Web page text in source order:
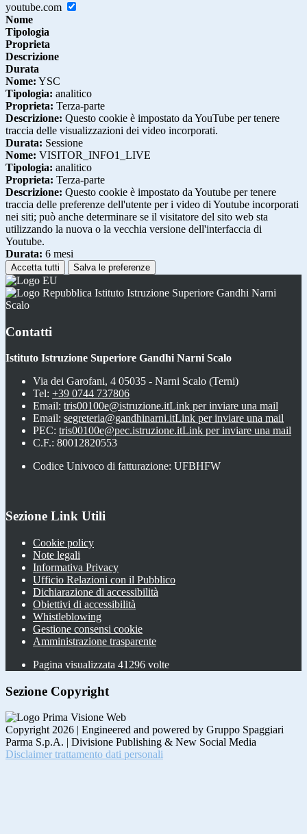
youtube.com
Nome
Tipologia
Proprieta
Descrizione
Durata
Nome: YSC
Tipologia: analitico
Proprieta: Terza-parte
Descrizione: Questo cookie è impostato da YouTube per tenere
traccia delle visualizzazioni dei video incorporati.
Durata: Sessione
Nome: VISITOR_INFO1_LIVE
Tipologia: analitico
Proprieta: Terza-parte
Descrizione: Questo cookie è impostato da Youtube per tenere
traccia delle preferenze dell'utente per i video di Youtube incorporati
nei siti; può anche determinare se il visitatore del sito web sta
utilizzando la nuova o la vecchia versione dell'interfaccia di
Youtube.
Durata: 6 mesi
Accetta tutti Salva le preferenze
Istituto Istruzione Superiore Gandhi Narni
Scalo
Contatti
Istituto Istruzione Superiore Gandhi Narni Scalo
Via dei Garofani, 4 05035 - Narni Scalo (Terni)
Tel: +39 0744 737806
Email: tris00100e@istruzione.itLink per inviare una mail
Email: segreteria@gandhinarni.itLink per inviare una mail
PEC: tris00100e@pec.istruzione.itLink per inviare una mail
C.F.: 80012820553
Codice Univoco di fatturazione: UFBHFW
Sezione Link Utili
Cookie policy
Note legali
Informativa Privacy
Ufficio Relazioni con il Pubblico
Dichiarazione di accessibilità
Obiettivi di accessibilità
Whistleblowing
Gestione consensi cookie
Amministrazione trasparente
Pagina visualizzata 41296 volte
Sezione Copyright
Copyright 2026 | Engineered and powered by Gruppo Spaggiari
Parma S.p.A. | Divisione Publishing & New Social Media
Disclaimer trattamento dati personali